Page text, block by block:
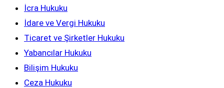
İcra Hukuku
İdare ve Vergi Hukuku
Ticaret ve Şirketler Hukuku
Yabancılar Hukuku
Bilişim Hukuku
Ceza Hukuku